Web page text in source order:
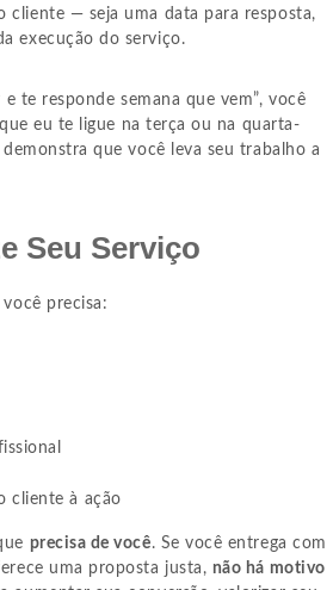
cliente — seja uma data para resposta,
execução do serviço.
te responde semana que vem”, você
eu te ligue na terça ou na quarta-
que você leva seu trabalho a
Seu Serviço
precisa:
cliente à ação
precisa de você. Se você entrega com
uma proposta justa, não há motivo